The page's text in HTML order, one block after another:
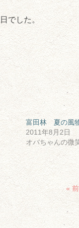
でした。
富田林 夏の風
2011年8月2日
オバちゃんの微
«